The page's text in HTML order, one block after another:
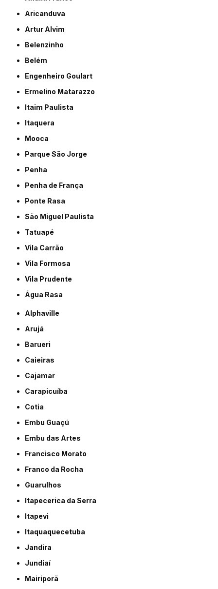
Aricanduva
Artur Alvim
Belenzinho
Belém
Engenheiro Goulart
Ermelino Matarazzo
Itaim Paulista
Itaquera
Mooca
Parque São Jorge
Penha
Penha de França
Ponte Rasa
São Miguel Paulista
Tatuapé
Vila Carrão
Vila Formosa
Vila Prudente
Água Rasa
Alphaville
Arujá
Barueri
Caieiras
Cajamar
Carapicuíba
Cotia
Embu Guaçú
Embu das Artes
Francisco Morato
Franco da Rocha
Guarulhos
Itapecerica da Serra
Itapevi
Itaquaquecetuba
Jandira
Jundiaí
Mairiporã